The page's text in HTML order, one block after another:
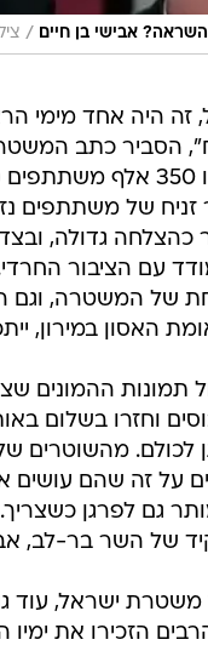
אבישי בן חיים /
זה היה אחד מימי
נשארו 350 אלף
של משתתפים
כהצלחה גדולה,
עם הציבור
של המשטרה, וגם
האסון במירון,
תמונות ההמונים
וחזרו בשלום
לכולם. מהשוטרים
על זה שהם עושים
גם לפרגן
של השר בר-לב,